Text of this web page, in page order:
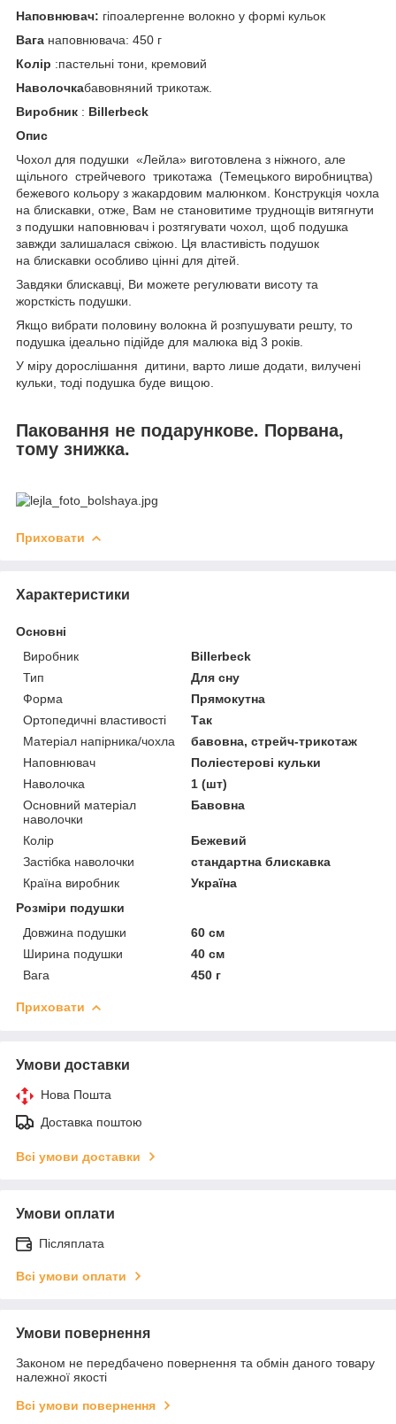
Наповнювач: гіпоалергенне волокно у формі кульок
Вага наповнювача: 450 г
Колір :пастельні тони, кремовий
Наволочкабавовняний трикотаж.
Виробник : Billerbeck
Опис
Чохол для подушки «Лейла» виготовлена з ніжного, але
щільного стрейчевого трикотажа (Темецького виробництва)
бежевого кольору з жакардовим малюнком. Конструкція чохла
на блискавки, отже, Вам не становитиме труднощів витягнути
з подушки наповнювач і розтягувати чохол, щоб подушка
завжди залишалася свіжою. Ця властивість подушок
на блискавки особливо цінні для дітей.
Завдяки блискавці, Ви можете регулювати висоту та
жорсткість подушки.
Якщо вибрати половину волокна й розпушувати решту, то
подушка ідеально підійде для малюка від 3 років.
У міру дорослішання дитини, варто лише додати, вилучені
кульки, тоді подушка буде вищою.
Паковання не подарункове. Порвана,
тому знижка.
Приховати
Характеристики
Основні
Виробник
Billerbeck
Тип
Для сну
Форма
Прямокутна
Ортопедичні властивості
Так
Матеріал напірника/чохла
бавовна, стрейч-трикотаж
Наповнювач
Поліестерові кульки
Наволочка
1 (шт)
Основний матеріал
наволочки
Бавовна
Колір
Бежевий
Застібка наволочки
стандартна блискавка
Країна виробник
Україна
Розміри подушки
Довжина подушки
60 см
Ширина подушки
40 см
Вага
450 г
Приховати
Умови доставки
Нова Пошта
Доставка поштою
Всі умови доставки
Умови оплати
Післяплата
Всі умови оплати
Умови повернення
Законом не передбачено повернення та обмін даного товару
належної якості
Всі умови повернення